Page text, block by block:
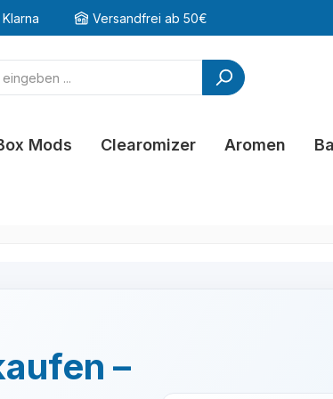
Versandfrei ab 50€
Mods Clearomizer Aromen
–